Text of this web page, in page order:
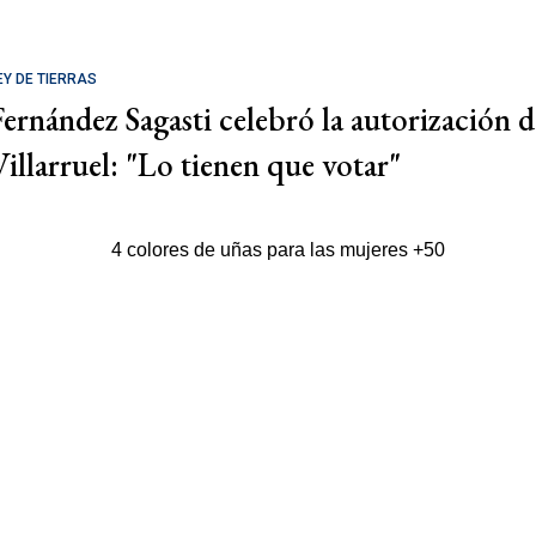
DE TIERRAS
Sagasti celebró la autorización
"Lo tienen que votar"